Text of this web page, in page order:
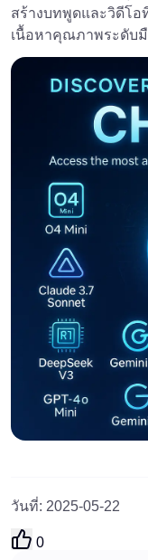
สร้างบทพูดและวิดีโอ
เนื้อหาคุณภาพระดับ
วันที่: 2025-05-22
0